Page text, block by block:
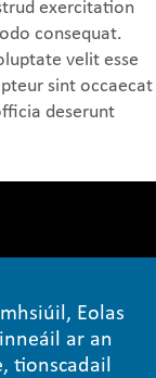
exercitation
consequat.
velit esse
sint occaecat
deserunt
Eolas
ar an
tionscadail